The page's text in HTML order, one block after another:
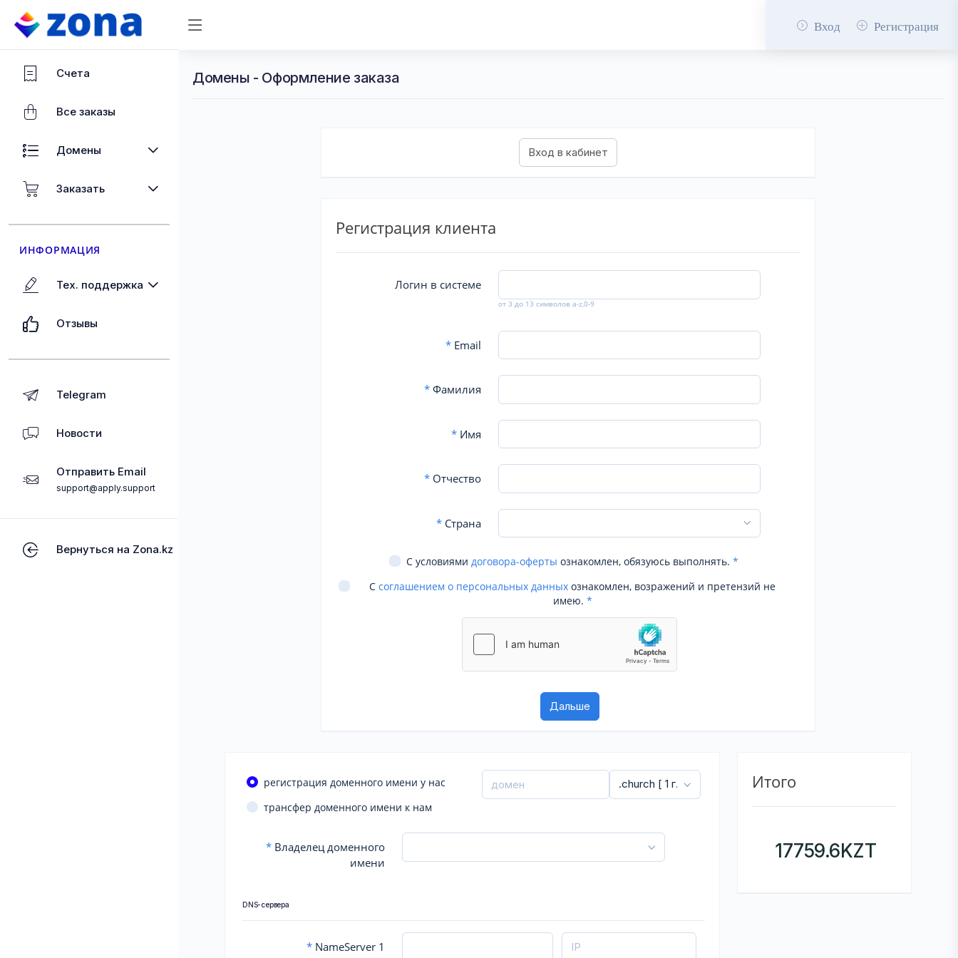
Вход Регистрация
Счета
Все заказы
Домены
Заказать
ИНФОРМАЦИЯ
Тех. поддержка
Отзывы
Telegram
Новости
Отправить Email
support@apply.support
Вернуться на Zona.kz
Домены - Оформление заказа
Регистрация клиента
Логин в системе
от 3 до 13 символов a-z,0-9
*Email
*Фамилия
*Имя
*Отчество
*Страна
С условиями договора-оферты ознакомлен, обязуюсь выполнять. *
С соглашением о персональных данных ознакомлен, возражений и претензий не
имею. *
регистрация доменного имени у нас
трансфер доменного имени к нам
* Владелец доменного
имени
DNS-сервера
* NameServer 1
Итого
17759.6KZT